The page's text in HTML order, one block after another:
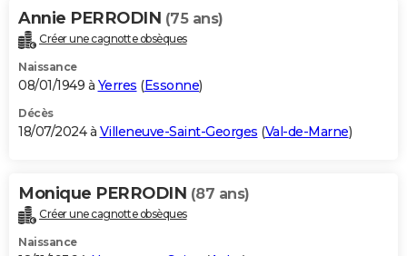
Annie PERRODIN (75 ans)
Créer une cagnotte obsèques
Naissance
08/01/1949 à Yerres (Essonne)
Décès
18/07/2024 à Villeneuve-Saint-Georges (Val-de-Marne)
Monique PERRODIN (87 ans)
Créer une cagnotte obsèques
Naissance